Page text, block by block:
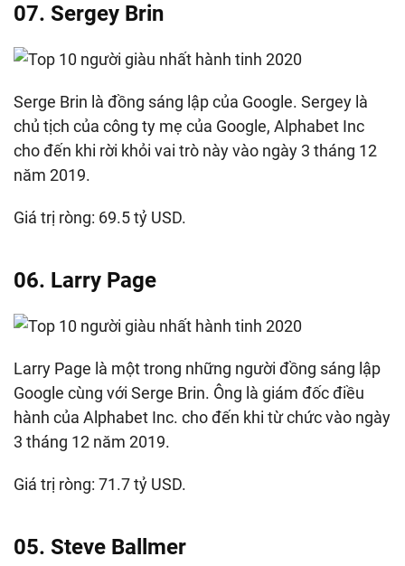
07. Sergey Brin
Serge Brin là đồng sáng lập của Google. Sergey là
chủ tịch của công ty mẹ của Google, Alphabet Inc
cho đến khi rời khỏi vai trò này vào ngày 3 tháng 12
năm 2019.
Giá trị ròng: 69.5 tỷ USD.
06. Larry Page
Larry Page là một trong những người đồng sáng lập
Google cùng với Serge Brin. Ông là giám đốc điều
hành của Alphabet Inc. cho đến khi từ chức vào ngày
3 tháng 12 năm 2019.
Giá trị ròng: 71.7 tỷ USD.
05. Steve Ballmer